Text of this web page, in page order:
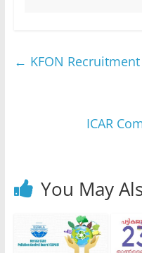
← KFON
ICAR
You May